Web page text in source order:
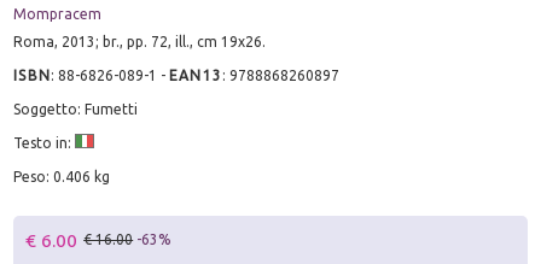
Mompracem
Roma, 2013; br., pp. 72, ill., cm 19x26.
ISBN:88-6826-089-1 - EAN13 :9788868260897
Soggetto: Fumetti
Testo in:
Peso: 0.406 kg
€ 6.00 € 16.00 -63%